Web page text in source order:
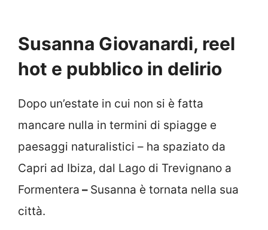
Susanna Giovanardi, reel
hot e pubblico in delirio
Dopo un’estate in cui non si è fatta
mancare nulla in termini di spiagge e
paesaggi naturalistici – ha spaziato da
Capri ad Ibiza, dal Lago di Trevignano a
Formentera – Susanna è tornata nella sua
città.